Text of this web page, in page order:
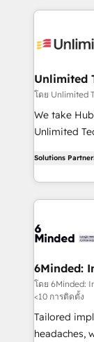
organization. We’re a unique blend of deep
operational
solutions.
needs,
fit like a glove. We’re committed to
highly
all in this together! From startup to
what
wowing your customers.
Unlimited
โดย Unlimited
We take
Unlimited
engine. We
technical
cleaner
Reporting &
Marketing Enablement If
HubSpot
Solutions Partner
6Minded:
Websites
โดย 6Minded:
<10 การติดตั้ง
Tailored
headaches,